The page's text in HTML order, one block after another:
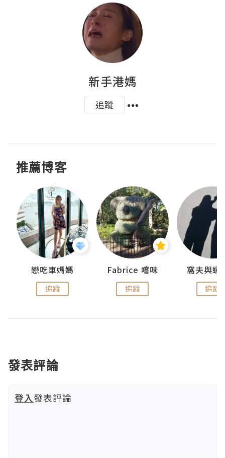
新手港媽
追蹤
推薦博客
戀吃車媽媽
追蹤
Fabrice 嚐味
追蹤
窩夫與蝦
追蹤
發表評論
登入發表評論